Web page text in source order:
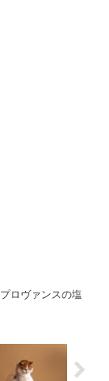
ロヴァンスの塩